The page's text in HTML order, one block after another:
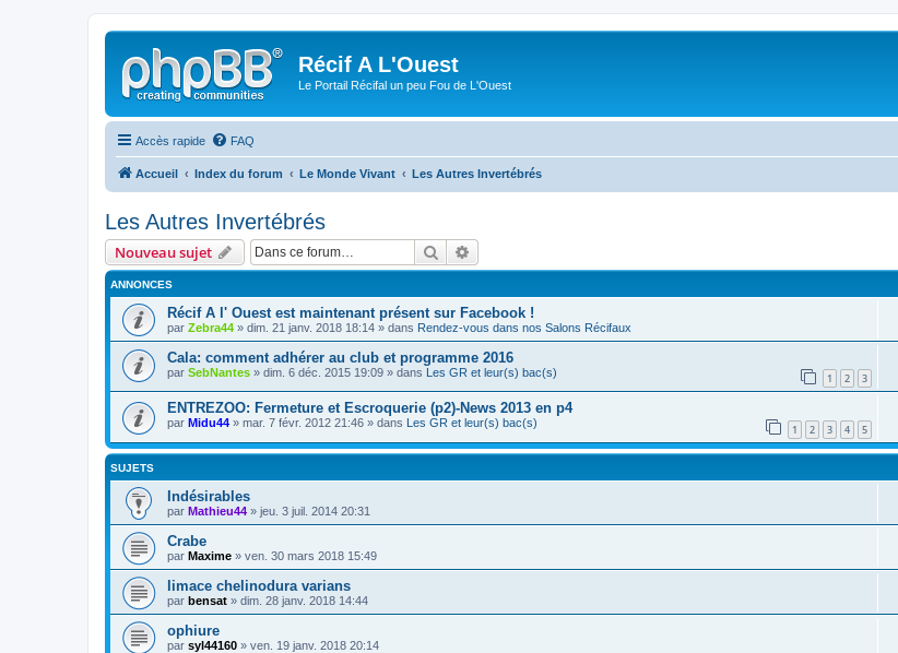
Récif A L'Ouest
Le Portail Récifal un peu Fou de L'Ouest
Accès rapide FAQ
Accueil Index du forum Le Monde Vivant Les Autres Invertébrés
Les Autres Invertébrés
Nouveau sujet Rechercher
ANNONCES
Récif A l' Ouest est maintenant présent sur Facebook !
par Zebra44 » dim. 21 janv. 2018 18:14 » dans Rendez-vous dans nos Salons Récifaux
Cala: comment adhérer au club et programme 2016
par SebNantes » dim. 6 déc. 2015 19:09 » dans Les GR et leur(s) bac(s) 1 2 3
ENTREZOO: Fermeture et Escroquerie (p2)-News 2013 en p4
par Midu44 » mar. 7 févr. 2012 21:46 » dans Les GR et leur(s) bac(s) 1 2 3 4 5
SUJETS
Indésirables
par Mathieu44 » jeu. 3 juil. 2014 20:31
Crabe
par Maxime » ven. 30 mars 2018 15:49
limace chelinodura varians
par bensat » dim. 28 janv. 2018 14:44
ophiure
par syl44160 » ven. 19 janv. 2018 20:14